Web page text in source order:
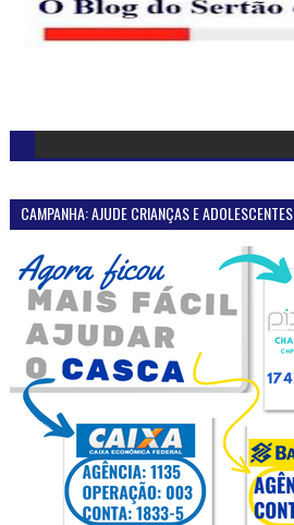
CAMPANHA: AJUDE CRIANÇAS E ADOLESCENTES